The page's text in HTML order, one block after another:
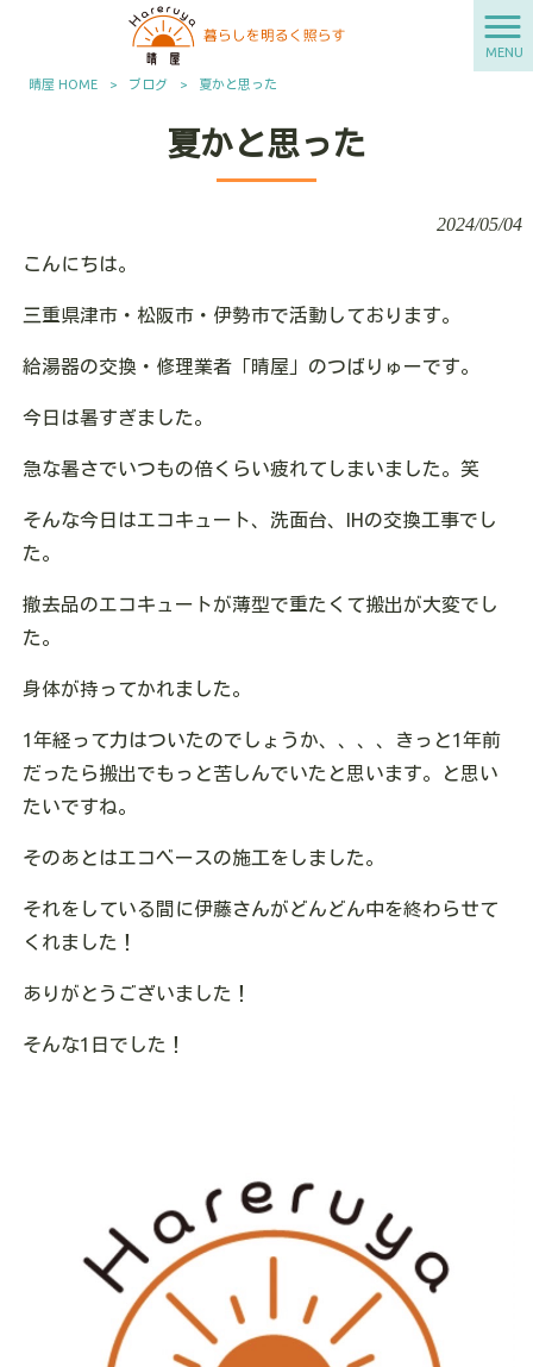
MENU
晴屋 HOME > ブログ > 夏かと思った
夏かと思った
2024/05/04
こんにちは。
三重県津市・松阪市・伊勢市で活動しております。
給湯器の交換・修理業者「晴屋」のつばりゅーです。
今日は暑すぎました。
急な暑さでいつもの倍くらい疲れてしまいました。 笑
そんな今日はエコキュート、洗面台、IHの交換工事でし
た。
撤去品のエコキュートが薄型で重たくて搬出が大変でし
た。
身体が持ってかれました。
1年経って力はついたのでしょうか、、、、きっと1年前
だったら搬出でもっと苦しんでいたと思います。と思い
たいですね。
そのあとはエコベースの施工をしました。
それをしている間に伊藤さんがどんどん中を終わらせて
くれました！
ありがとうございました！
そんな1日でした！